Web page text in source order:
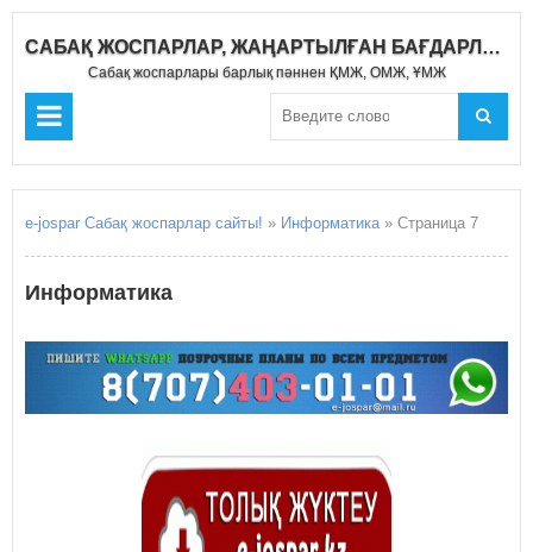
САБАҚ ЖОСПАРЛАР, ЖАҢАРТЫЛҒАН БАҒДАРЛАМА 2019-2020
Сабақ жоспарлары барлық пәннен ҚМЖ, ОМЖ, ҰМЖ
e-jospar Сабақ жоспарлар сайты! » Информатика» Страница 7
Информатика